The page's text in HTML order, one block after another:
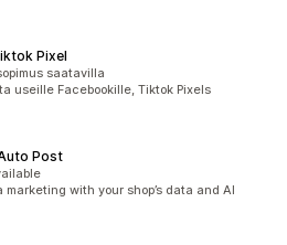
Pixel
saatavilla
useille Facebookille, Tiktok Pixels
Post
with your shop’s data and AI